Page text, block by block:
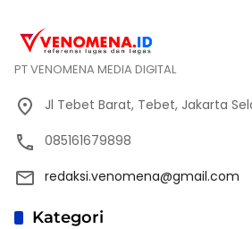
PT VENOMENA MEDIA DIGITAL
Jl Tebet Barat, Tebet, Jakarta
085161679898
redaksi.venomena@gmail.com
Kategori